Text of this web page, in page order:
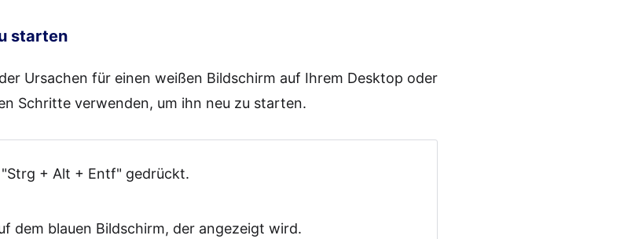
starten
Ursachen für einen weißen Bildschirm auf Ihrem Desktop oder
Schritte verwenden, um ihn neu zu starten.
+ Alt + Entf" gedrückt.
dem blauen Bildschirm, der angezeigt wird.